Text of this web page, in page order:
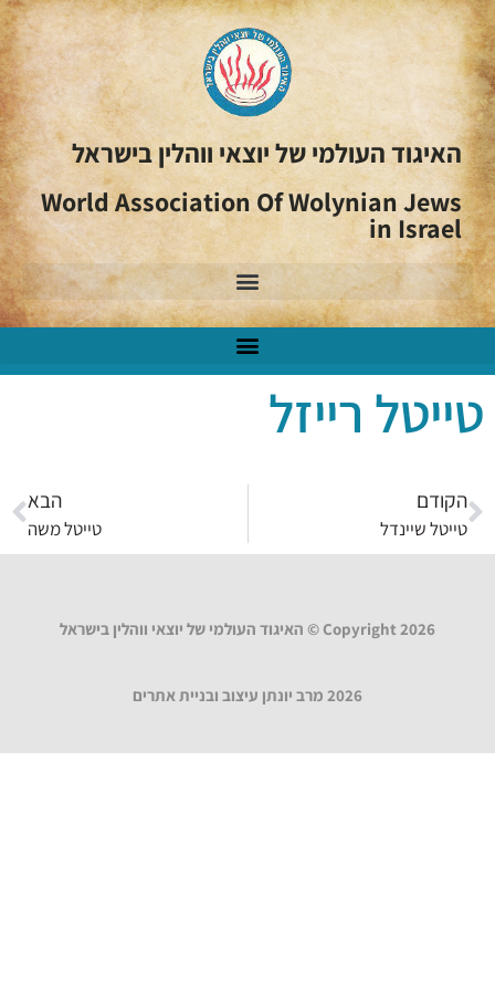
האיגוד העולמי של יוצאי ווהלין בישראל
World Association Of Wolynian Jews
in Israel
טייטל רייזל
הקודם
טייטל שיינדל
הבא
טייטל משה
Copyright 2026 © האיגוד העולמי של יוצאי ווהלין בישראל
2026 מרב יונתן עיצוב ובניית אתרים